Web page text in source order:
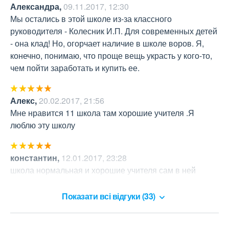
Александра,09.11.2017, 12:30
Мы остались в этой школе из-за классного
руководителя - Колесник И.П. Для современных детей
- она клад! Но, огорчает наличие в школе воров. Я,
конечно, понимаю, что проще вещь украсть у кого-то,
чем пойти заработать и купить ее.
Алекс,20.02.2017, 21:56
Мне нравится 11 школа там хорошие учителя .Я
люблю эту школу
константин, 12.01.2017, 23:28
школа нормальная и хорошие учителя сам в ней
Показати всі відгуки (33)